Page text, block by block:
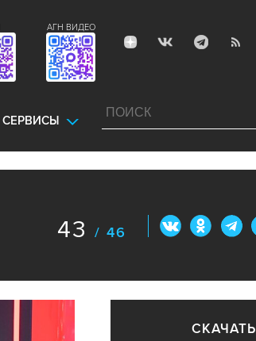
АГН ВИДЕО
СЕРВИСЫ
43 / 46
СКАЧАТЬ